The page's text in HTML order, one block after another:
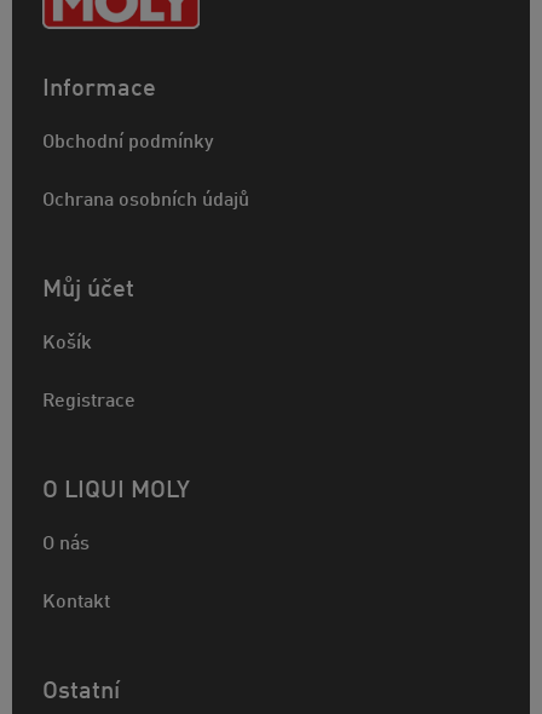
Informace
Obchodní podmínky
Ochrana osobních údajů
Můj účet
Košík
Registrace
O LIQUI MOLY
O nás
Kontakt
Ostatní